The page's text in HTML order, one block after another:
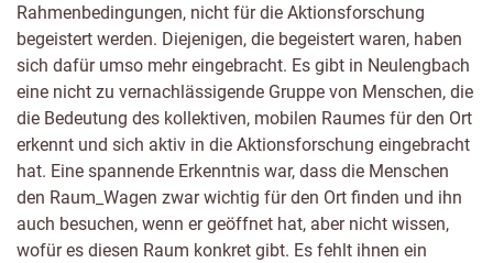
Rahmenbedingungen, nicht für die Aktionsforschung
begeistert werden. Diejenigen, die begeistert waren, haben
sich dafür umso mehr eingebracht. Es gibt in Neulengbach
eine nicht zu vernachlässigende Gruppe von Menschen, die
die Bedeutung des kollektiven, mobilen Raumes für den Ort
erkennt und sich aktiv in die Aktionsforschung eingebracht
hat. Eine spannende Erkenntnis war, dass die Menschen
den Raum_Wagen zwar wichtig für den Ort finden und ihn
auch besuchen, wenn er geöffnet hat, aber nicht wissen,
wofür es diesen Raum konkret gibt. Es fehlt ihnen ein